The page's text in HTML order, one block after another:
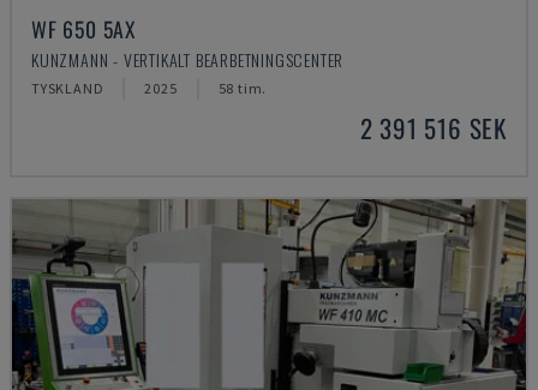
WF 650 5AX
KUNZMANN - VERTIKALT BEARBETNINGSCENTER
TYSKLAND 2025 58 tim.
2 391 516 SEK